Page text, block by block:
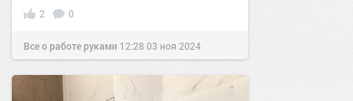
2 0
Все о работе руками 12:28 03 ноя 2024